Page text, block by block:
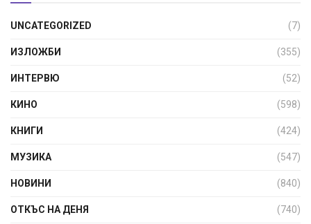
UNCATEGORIZED (7)
ИЗЛОЖБИ (355)
ИНТЕРВЮ (52)
КИНО (598)
КНИГИ (424)
МУЗИКА (547)
НОВИНИ (840)
ОТКЪС НА ДЕНЯ (740)